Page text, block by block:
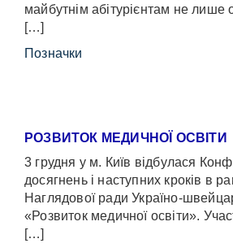
майбутнім абітурієнтам не лише
[…]
Позначки
РОЗВИТОК МЕДИЧНОЇ ОСВІТИ
3 грудня у м. Київ відбулася
досягнень і наступних кроків в
Наглядової ради Україно-
«Розвиток медичної освіти».
[…]